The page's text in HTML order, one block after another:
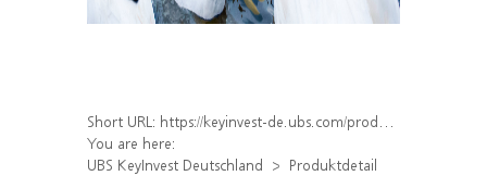
Short URL: https://keyinvest-de.ubs.com/produkt/detail/index/isin/DE000WA9B4E2
You are here:
UBS KeyInvest Deutschland
Produktdetail